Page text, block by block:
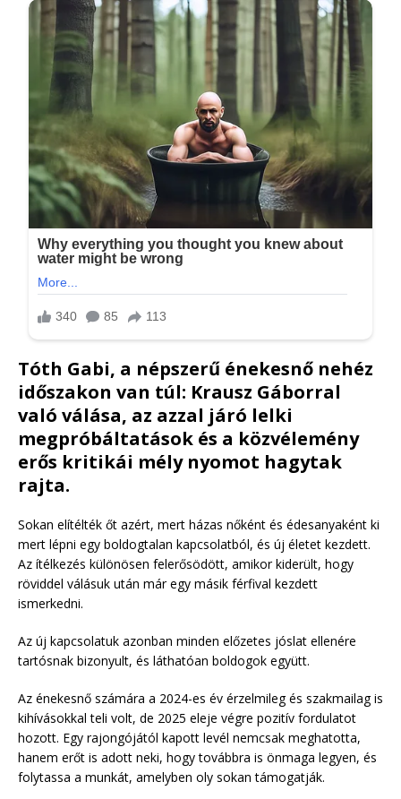
Tóth Gabi, a népszerű énekesnő nehéz
időszakon van túl: Krausz Gáborral
való válása, az azzal járó lelki
megpróbáltatások és a közvélemény
erős kritikái mély nyomot hagytak
rajta.
Sokan elítélték őt azért, mert házas nőként és édesanyaként ki
mert lépni egy boldogtalan kapcsolatból, és új életet kezdett.
Az ítélkezés különösen felerősödött, amikor kiderült, hogy
röviddel válásuk után már egy másik férfival kezdett
ismerkedni.
Az új kapcsolatuk azonban minden előzetes jóslat ellenére
tartósnak bizonyult, és láthatóan boldogok együtt.
Az énekesnő számára a 2024-es év érzelmileg és szakmailag is
kihívásokkal teli volt, de 2025 eleje végre pozitív fordulatot
hozott. Egy rajongójától kapott levél nemcsak meghatotta,
hanem erőt is adott neki, hogy továbbra is önmaga legyen, és
folytassa a munkát, amelyben oly sokan támogatják.